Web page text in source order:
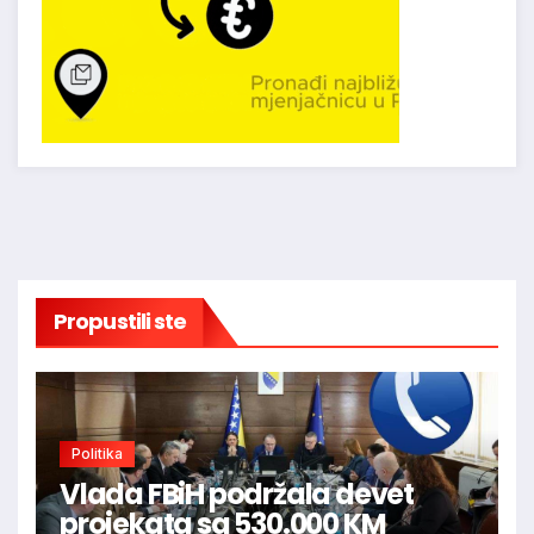
Propustili ste
Politika
Vlada FBiH podržala devet
projekata sa 530.000 KM